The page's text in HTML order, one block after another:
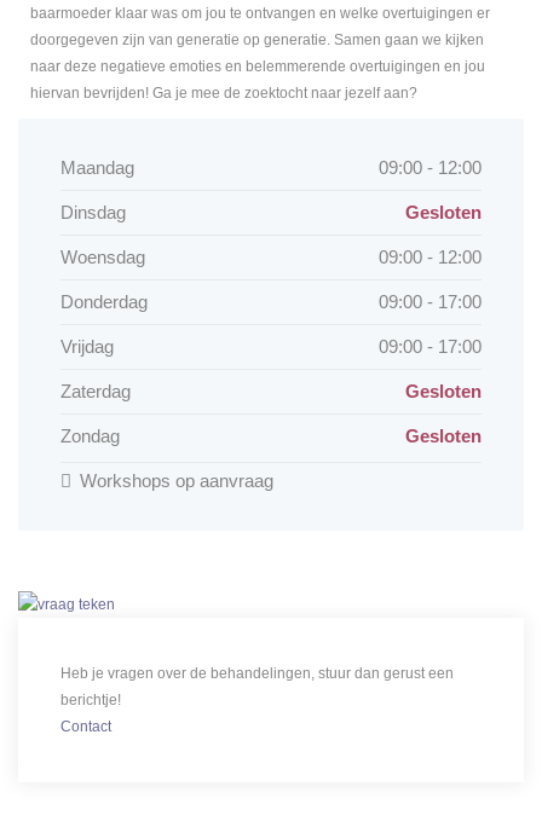
baarmoeder klaar was om jou te ontvangen en welke overtuigingen er
doorgegeven zijn van generatie op generatie. Samen gaan we kijken
naar deze negatieve emoties en belemmerende overtuigingen en jou
hiervan bevrijden! Ga je mee de zoektocht naar jezelf aan?
Maandag 09:00 - 12:00
Dinsdag Gesloten
Woensdag 09:00 - 12:00
Donderdag 09:00 - 17:00
Vrijdag 09:00 - 17:00
Zaterdag Gesloten
Zondag Gesloten
Workshops op aanvraag
Heb je vragen over de behandelingen, stuur dan gerust een
berichtje!
Contact